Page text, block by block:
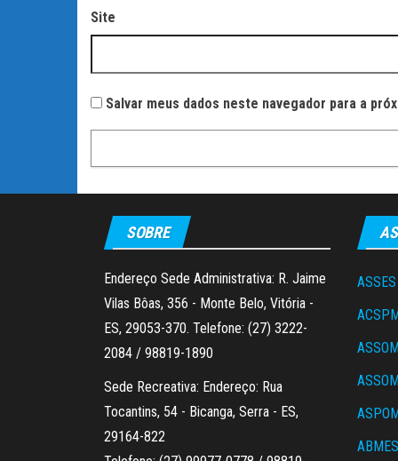
Site
Salvar meus dados neste navegador para a
SOBRE
Endereço Sede Administrativa: R. Jaime
Vilas Bôas, 356 - Monte Belo, Vitória -
ES, 29053-370. Telefone: (27) 3222-
2084 / 98819-1890
Sede Recreativa: Endereço: Rua
Tocantins, 54 - Bicanga, Serra - ES,
29164-822
ASSES
ABMES